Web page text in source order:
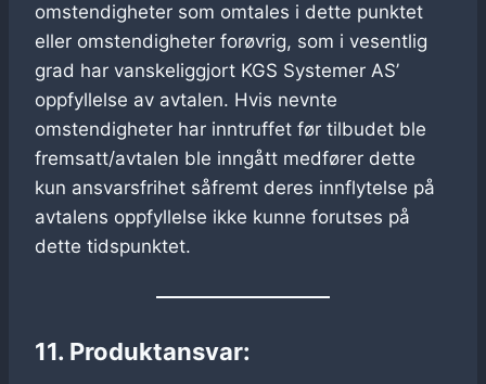
omstendigheter som omtales i dette punktet
eller omstendigheter forøvrig, som i vesentlig
grad har vanskeliggjort KGS Systemer AS’
oppfyllelse av avtalen. Hvis nevnte
omstendigheter har inntruffet før tilbudet ble
fremsatt/avtalen ble inngått medfører dette
kun ansvarsfrihet såfremt deres innflytelse på
avtalens oppfyllelse ikke kunne forutses på
dette tidspunktet.
11. Produktansvar: